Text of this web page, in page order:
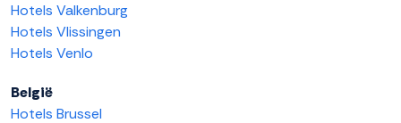
Hotels Valkenburg
Hotels Vlissingen
Hotels Venlo
België
Hotels Brussel